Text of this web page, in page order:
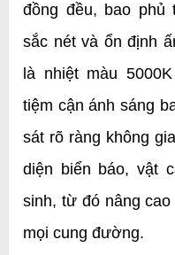
đồng đều, bao
sắc nét và ổn định
là nhiệt màu
tiệm cận ánh sáng
sát rõ ràng không
diện biển báo, vật
sinh, từ đó nâng
mọi cung đường.